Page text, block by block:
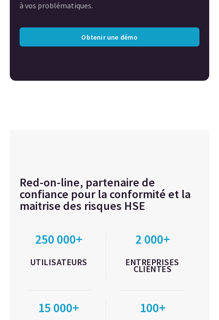
à vos problématiques.
Obtenir une démo
Red-on-line, partenaire de
confiance pour la conformité et la
maitrise des risques HSE
250 000+
UTILISATEURS
2 000+
ENTREPRISES
CLIENTES
15 000+ 100+